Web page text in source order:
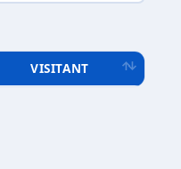
VISITANT